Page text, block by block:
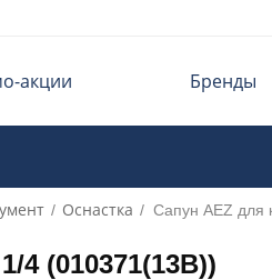
акции Бренды
/ Оснастка / Сапун AEZ для
4 (010371(13B))